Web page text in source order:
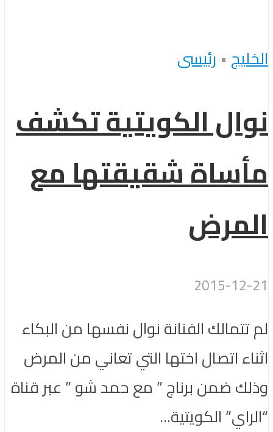
الخليج • رئيسى
نوال الكويتية تكشف
مأساة شقيقتها مع
المرض
2015-12-21
لم تتمالك الفنانة نوال نفسها من البكاء
اثناء اتصال اختها التي تعاني من المرض
وذلك ضمن برناج ” مع حمد شو ” عبر قناة
“الراي” الكويتية...